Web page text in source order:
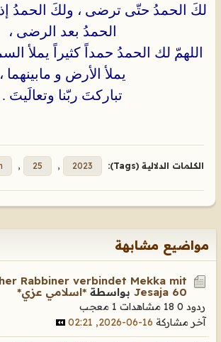
لكَ الحمدُ حتّى ترضى ، ولكَ الحمدُ
الحمدُ بعد الرضى ،
اللهمّ لك الحمدُ حمداً كثيراً يملأ
يملأ الأرض و مابينهما ،
تباركتَ ربّنا وتعالَيتَ .
الكلمات الدلالية (Tags): 2023
,
25
,
مواضيع مشابهة
Rabbiner verbindet Mekka mit
Jesaja 60 بواسطة *اسلامي عزي*
ردود 0 18 مشاهدات
1 معجب
آخر مشاركة 16-06-2026, 02:21